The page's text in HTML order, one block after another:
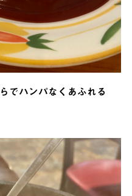
でハンパなくあふれる